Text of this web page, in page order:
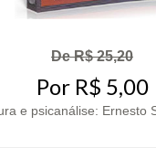
De R$ 25,20
Por R$ 5,00
e psicanálise: Ernesto